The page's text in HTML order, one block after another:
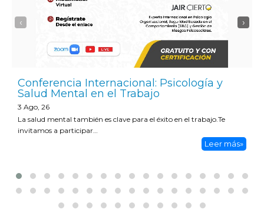
Conferencia Internacional: Psicología y
Salud Mental en el Trabajo
3 Ago, 26
La salud mental también es clave para el éxito en el trabajo.Te
invitamos a participar…
Leer más»
‹ ›